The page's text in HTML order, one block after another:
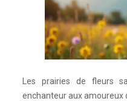
Les prairies de fleurs
enchanteur aux amoureux